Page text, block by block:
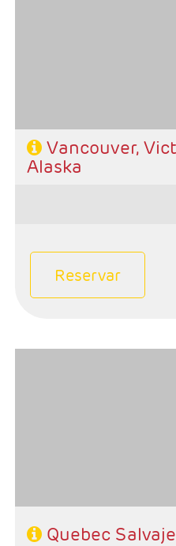
Vancouver,
Alaska
Reservar
Quebec Salvaje